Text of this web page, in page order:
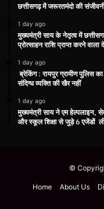
छत्तीसगढ़ में जरूरतमंदो की
1 day ago
मुख्यमंत्री साय के नेतृत्व में
प्रोत्साहन राशि प्राप्त करने
1 day ago
ब्रेकिंग : रायपुर ग्रामीण पुलिस
संदिग्ध व्यक्ति की खैर नहीं
1 day ago
मुख्यमंत्री साय ने एम हेल्पलाइन,
और स्कूल शिक्षा से जुड़े 6 एजेंडों
©
Home About Us